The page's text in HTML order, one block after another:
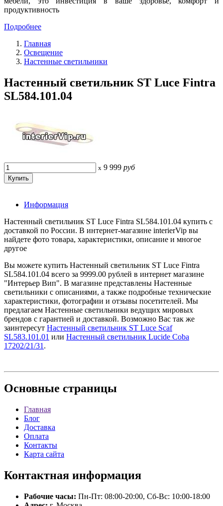
продуктивность
Подробнее
Главная
Освещение
Настенные светильники
Настенный светильник ST Luce Fintra
SL584.101.04
x 9 999 руб
Информация
Настенный светильник ST Luce Fintra SL584.101.04 купить с
доставкой по России. В интернет-магазине interierVip вы
найдете фото товара, характеристики, описание и многое
другое
Вы можете купить Настенный светильник ST Luce Fintra
SL584.101.04 всего за 9999.00 рублей в интернет магазине
"Интерьер Вип". В магазине представлены Настенные
светильники с описаниями, а также подробные технические
характеристики, фотографии и отзывы посетителей. Мы
предлагаем Настенные светильники ведущих мировых
брендов с гарантией и доставкой. Возможно Вас так же
заинтересут Настенный светильник ST Luce Scaf
SL583.101.01 или Настенный светильник Lucide Coba
17202/21/31 .
Основные страницы
Главная
Блог
Доставка
Оплата
Контакты
Карта сайта
Контактная информация
Рабочие часы: Пн-Пт: 08:00-20:00, Сб-Вс: 10:00-18:00